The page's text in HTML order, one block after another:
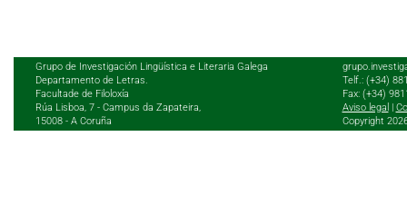
Grupo de Investigación Lingüística e Literaria Galega
Departamento de Letras.
Facultade de Filoloxía
Rúa Lisboa, 7 - Campus da Zapateira,
15008 - A Coruña
Telf.: (+34)
Fax: (+34)
Aviso legal |
Copyright